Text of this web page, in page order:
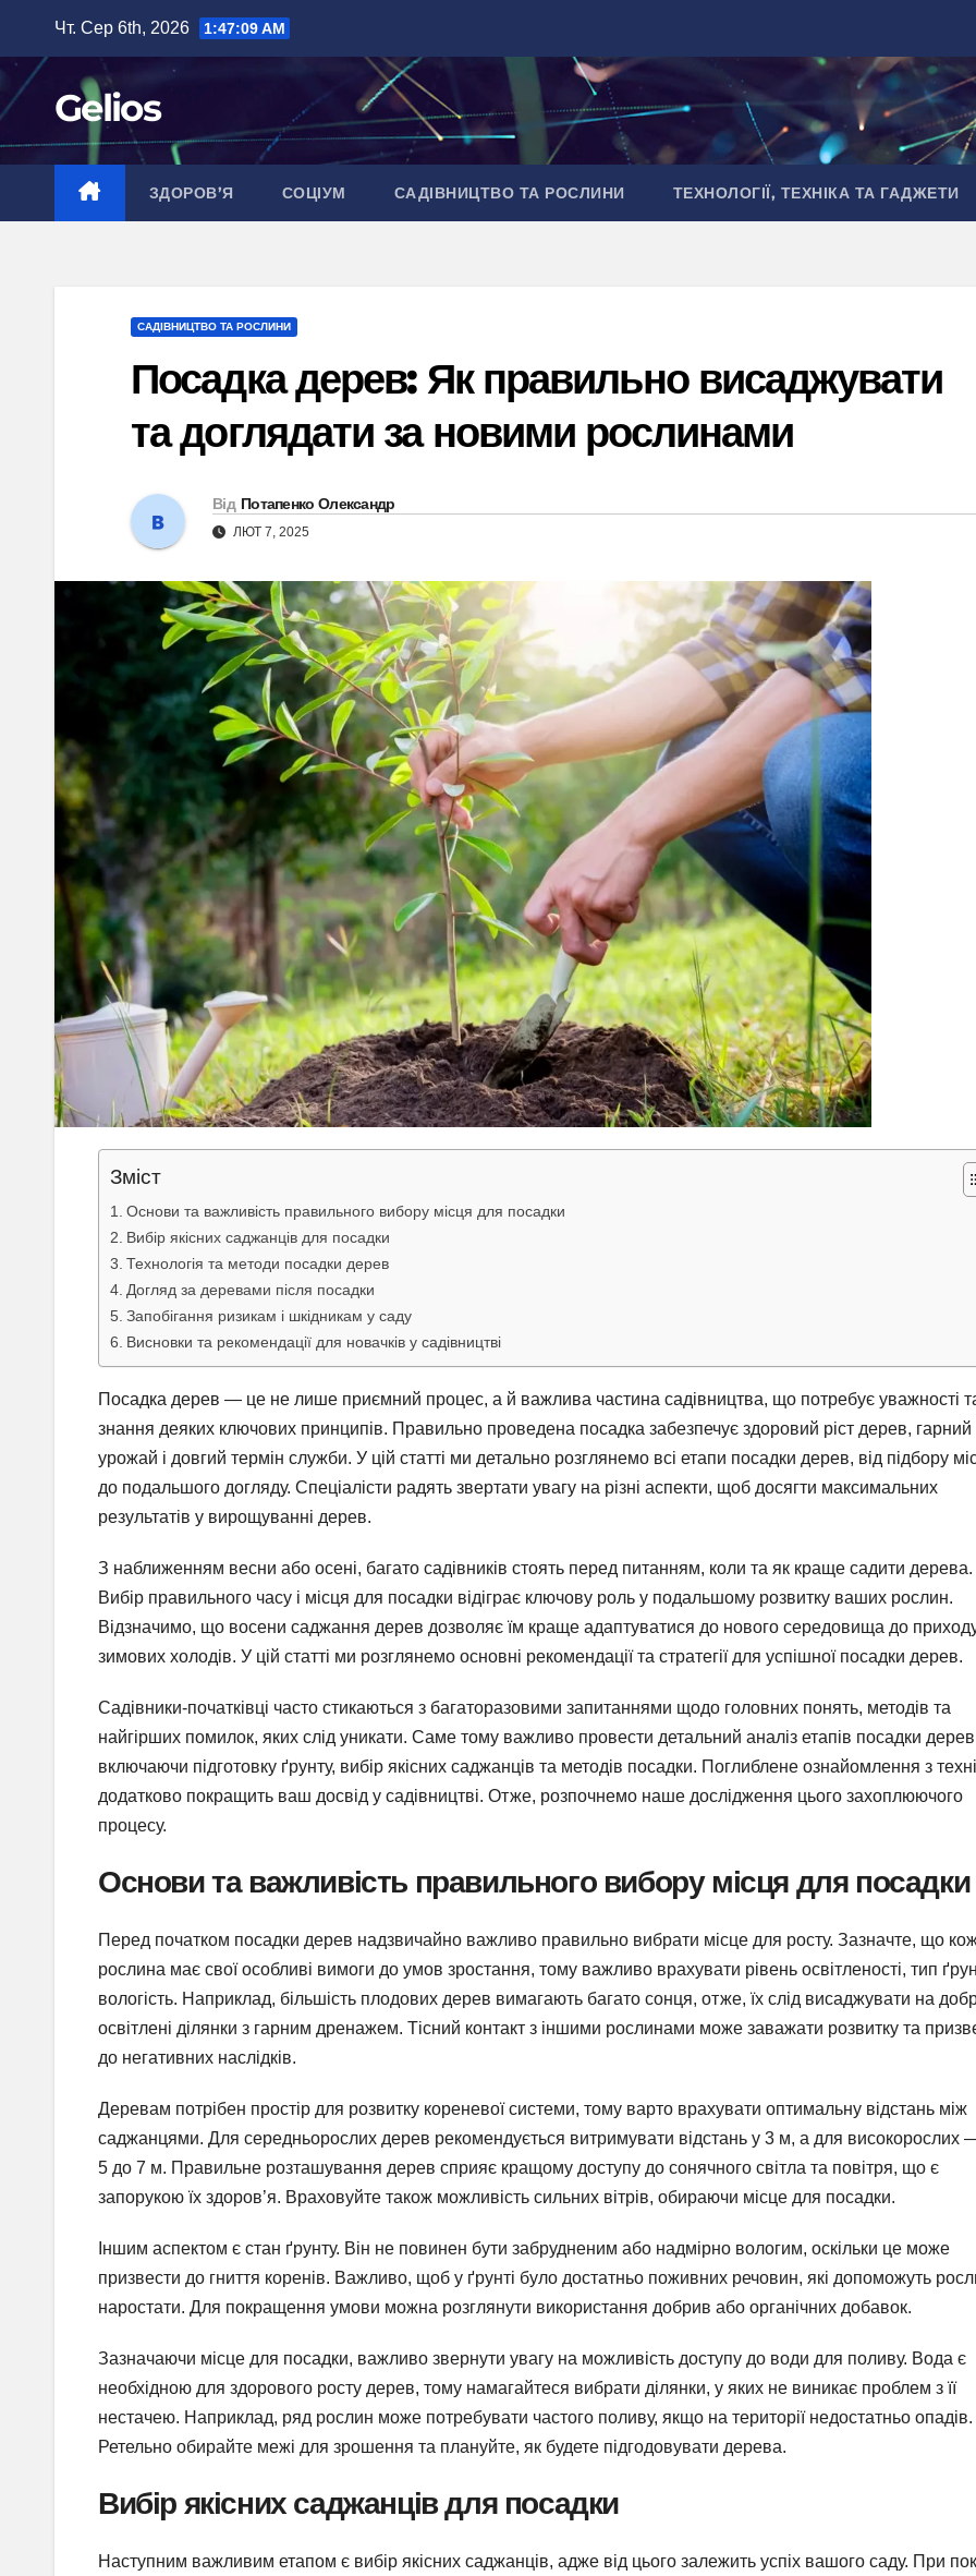
вмісту
Чт. Сер 6th, 2026 1:47:10 AM
Gelios
ЗДОРОВ’Я СОЦІУМ САДІВНИЦТВО ТА РОСЛИНИ ТЕХНОЛОГІЇ, ТЕХНІКА ТА ГАДЖЕТИ
САДІВНИЦТВО ТА РОСЛИНИ
Посадка дерев: Як правильно висаджувати
та доглядати за новими рослинами
Від Потапенко Олександр
ЛЮТ 7, 2025
Зміст
Основи та важливість правильного вибору місця для посадки
Вибір якісних саджанців для посадки
Технологія та методи посадки дерев
Догляд за деревами після посадки
Запобігання ризикам і шкідникам у саду
Висновки та рекомендації для новачків у садівництві
Посадка дерев — це не лише приємний процес, а й важлива частина садівництва, що потребує уважності
знання деяких ключових принципів. Правильно проведена посадка забезпечує здоровий ріст дерев, гарний
урожай і довгий термін служби. У цій статті ми детально розглянемо всі етапи посадки дерев, від підбору
до подальшого догляду. Спеціалісти радять звертати увагу на різні аспекти, щоб досягти максимальних
результатів у вирощуванні дерев.
З наближенням весни або осені, багато садівників стоять перед питанням, коли та як краще садити дерева.
Вибір правильного часу і місця для посадки відіграє ключову роль у подальшому розвитку ваших рослин.
Відзначимо, що восени саджання дерев дозволяє їм краще адаптуватися до нового середовища до
зимових холодів. У цій статті ми розглянемо основні рекомендації та стратегії для успішної посадки дерев.
Садівники-початківці часто стикаються з багаторазовими запитаннями щодо головних понять, методів та
найгірших помилок, яких слід уникати. Саме тому важливо провести детальний аналіз етапів посадки
включаючи підготовку ґрунту, вибір якісних саджанців та методів посадки. Поглиблене ознайомлення з
додатково покращить ваш досвід у садівництві. Отже, розпочнемо наше дослідження цього захоплюючого
процесу.
Основи та важливість правильного вибору місця для посадки
Перед початком посадки дерев надзвичайно важливо правильно вибрати місце для росту. Зазначте, що
рослина має свої особливі вимоги до умов зростання, тому важливо врахувати рівень освітленості, тип
вологість. Наприклад, більшість плодових дерев вимагають багато сонця, отже, їх слід висаджувати на
освітлені ділянки з гарним дренажем. Тісний контакт з іншими рослинами може заважати розвитку та
до негативних наслідків.
Деревам потрібен простір для розвитку кореневої системи, тому варто врахувати оптимальну відстань між
саджанцями. Для середньорослих дерев рекомендується витримувати відстань у 3 м, а для високорослих
5 до 7 м. Правильне розташування дерев сприяє кращому доступу до сонячного світла та повітря, що є
запорукою їх здоров’я. Враховуйте також можливість сильних вітрів, обираючи місце для посадки.
Іншим аспектом є стан ґрунту. Він не повинен бути забрудненим або надмірно вологим, оскільки це може
призвести до гниття коренів. Важливо, щоб у ґрунті було достатньо поживних речовин, які допоможуть
наростати. Для покращення умови можна розглянути використання добрив або органічних добавок.
Зазначаючи місце для посадки, важливо звернути увагу на можливість доступу до води для поливу. Вода є
необхідною для здорового росту дерев, тому намагайтеся вибрати ділянки, у яких не виникає проблем з її
нестачею. Наприклад, ряд рослин може потребувати частого поливу, якщо на території недостатньо опадів.
Ретельно обирайте межі для зрошення та плануйте, як будете підгодовувати дерева.
Вибір якісних саджанців для посадки
Наступним важливим етапом є вибір якісних саджанців, адже від цього залежить успіх вашого саду. При